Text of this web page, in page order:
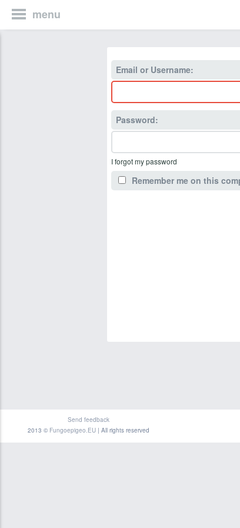
menu
Email or Username:
Password:
I forgot my password
Remember me on this
Send feedback
2013 © Fungoepigeo.EU| All rights reserved